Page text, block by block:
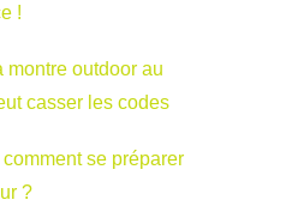
!
montre outdoor au
casser les codes
se préparer
?